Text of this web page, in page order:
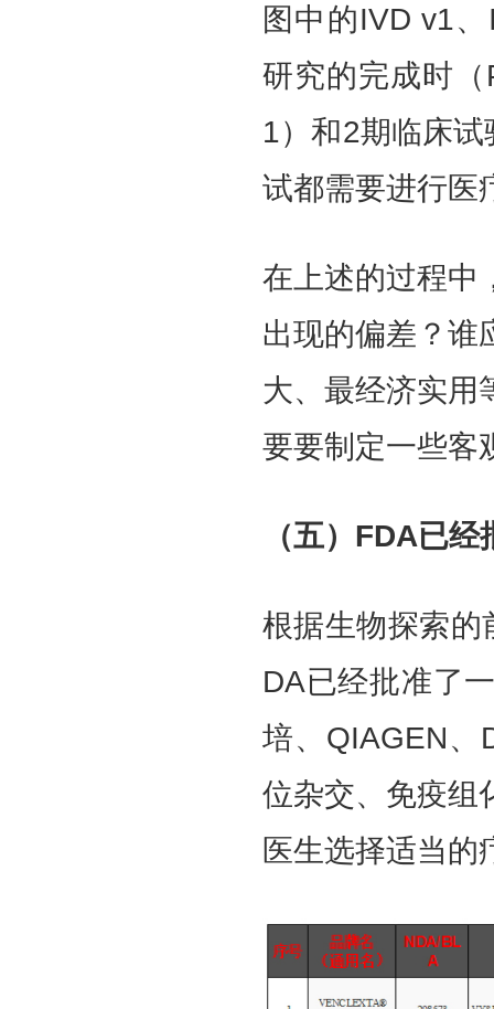
图中的IVD v1
研究的完成时
1）和2期临床
试都需要进行医
在上述的过程中
出现的偏差？谁
大、最经济实用
要要制定一些客
（五）FDA已
根据生物探索
DA已经批准了
培、QIAGEN、
位杂交、免疫组
医生选择适当的